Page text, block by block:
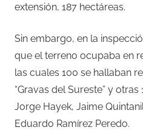
extensión, 187 hectáreas.
Sin embargo, en la
que el terreno ocupaba en
las cuales 100 se hallaban
“Gravas del Sureste” y
Jorge Hayek, Jaime
Eduardo Ramírez Peredo.